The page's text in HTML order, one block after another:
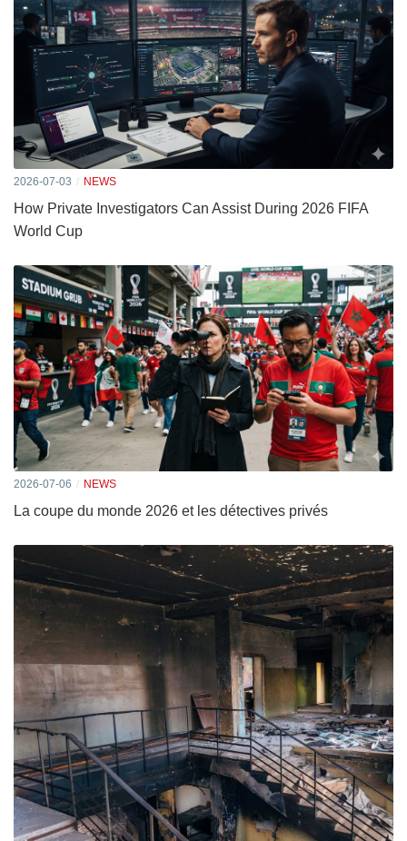
2026-07-03 NEWS
How Private Investigators Can Assist During 2026 FIFA
World Cup
2026-07-06 NEWS
La coupe du monde 2026 et les détectives privés